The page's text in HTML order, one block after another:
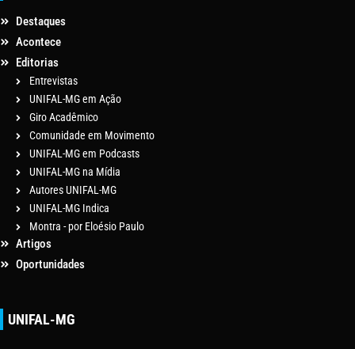
Destaques
Acontece
Editorias
Entrevistas
UNIFAL-MG em Ação
Giro Acadêmico
Comunidade em Movimento
UNIFAL-MG em Podcasts
UNIFAL-MG na Mídia
Autores UNIFAL-MG
UNIFAL-MG Indica
Montra - por Eloésio Paulo
Artigos
Oportunidades
UNIFAL-MG